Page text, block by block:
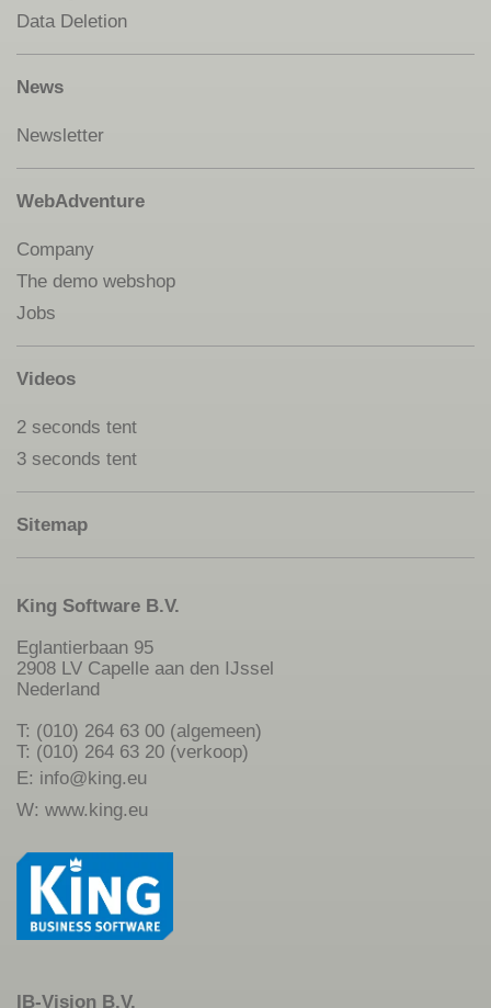
Data Deletion
News
Newsletter
WebAdventure
Company
The demo webshop
Jobs
Videos
2 seconds tent
3 seconds tent
Sitemap
King Software B.V.
Eglantierbaan 95
2908 LV Capelle aan den IJssel
Nederland
T: (010) 264 63 00 (algemeen)
T: (010) 264 63 20 (verkoop)
E: info@king.eu
W: www.king.eu
IB-Vision B.V.